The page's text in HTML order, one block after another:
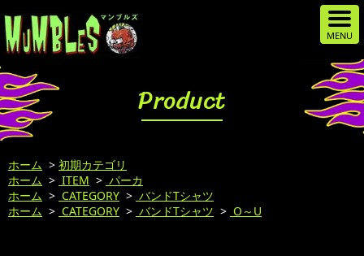
Product
ホーム > 初期カテゴリ
ホーム > ITEM > パーカ
ホーム > CATEGORY > バンドTシャツ
ホーム > CATEGORY > バンドTシャツ > O～U